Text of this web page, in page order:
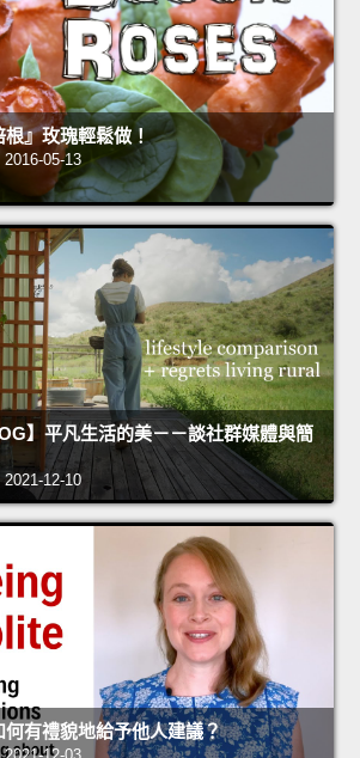
』玫瑰輕鬆做！
05-13
】平凡生活的美－－談社群媒體與簡
12-10
何有禮貌地給予他人建議？